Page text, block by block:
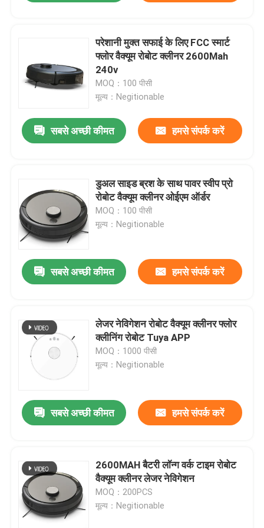
उत्पादों
परेशानी मुक्त सफाई के लिए FCC स्मार्ट
फ्लोर वैक्यूम रोबोट क्लीनर 2600Mah
240v
MOQ：100 पीसी
मूल्य：Negitionable
सबसे अच्छी कीमत हमसे संपर्क करें
डुअल साइड ब्रश के साथ पावर स्वीप प्रो
रोबोट वैक्यूम क्लीनर ओईएम ऑर्डर
MOQ：100 पीसी
मूल्य：Negitionable
सबसे अच्छी कीमत हमसे संपर्क करें
लेजर नेविगेशन रोबोट वैक्यूम क्लीनर फ्लोर
क्लीनिंग रोबोट Tuya APP
MOQ：1000 पीसी
मूल्य：Negitionable
सबसे अच्छी कीमत हमसे संपर्क करें
2600MAH बैटरी लॉन्ग वर्क टाइम रोबोट
वैक्यूम क्लीनर लेजर नेविगेशन
MOQ：200PCS
मूल्य：Negitionable